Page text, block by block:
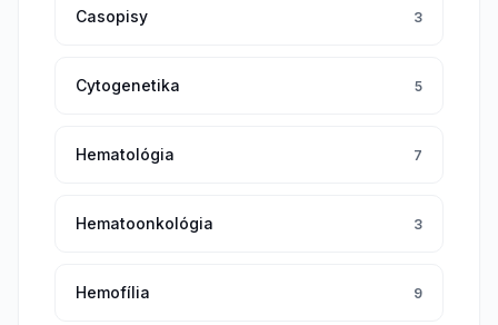
Casopisy 3
Cytogenetika 5
Hematológia 7
Hematoonkológia 3
Hemofília 9